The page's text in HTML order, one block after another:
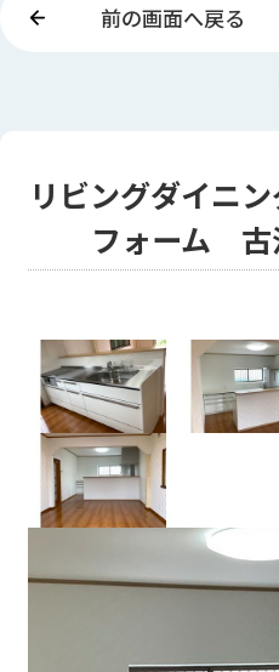
前の画面へ戻る
リビングダイニ
フォーム 古